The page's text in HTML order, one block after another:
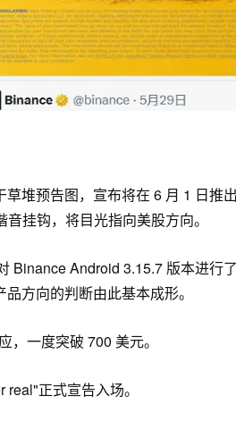
草堆预告图，宣布将在 6 月 1 日推
挂钩，将目光指向美股方向。
Binance Android 3.15.7 版本进行
方向的判断由此基本成形。
一度突破 700 美元。
正式宣告入场。